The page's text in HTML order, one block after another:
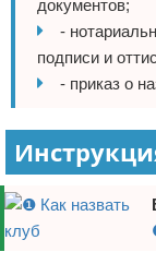
документов;
-
подписи и
- приказ о